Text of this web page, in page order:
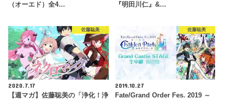
（オーエド）全4…
『明田川仁』&…
佐藤聡美
2020.7.17
【週マガ】佐藤聡美の「浄化！浄
佐藤聡美
2019.10.27
Fate/Grand Order Fes. 2019 ～